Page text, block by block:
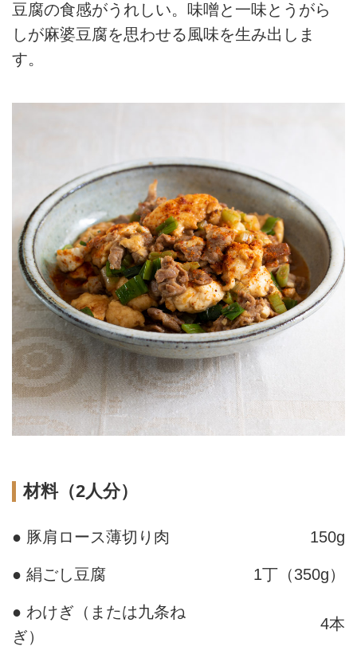
豆腐の食感がうれしい。味噌と一味とうがら
しが麻婆豆腐を思わせる風味を生み出しま
す。
材料（2人分）
● 豚肩ロース薄切り肉 150g
● 絹ごし豆腐 1丁（350g）
● わけぎ（または九条ね
ぎ）
4本